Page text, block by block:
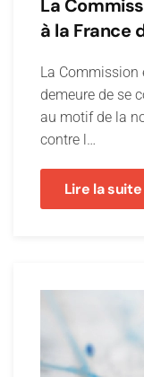
La
à la France
La Commission
demeure de se
au motif de la
contre l…
Lire la suite